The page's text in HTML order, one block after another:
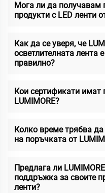
Мога ли да получавам
продукти с LED ленти
Как да се уверя, че
осветлителната лента
правилно?
Кои сертификати имат
LUMIMORE?
Колко време трябва
на поръчката от
Предлага ли
поддръжка за своите
ленти?